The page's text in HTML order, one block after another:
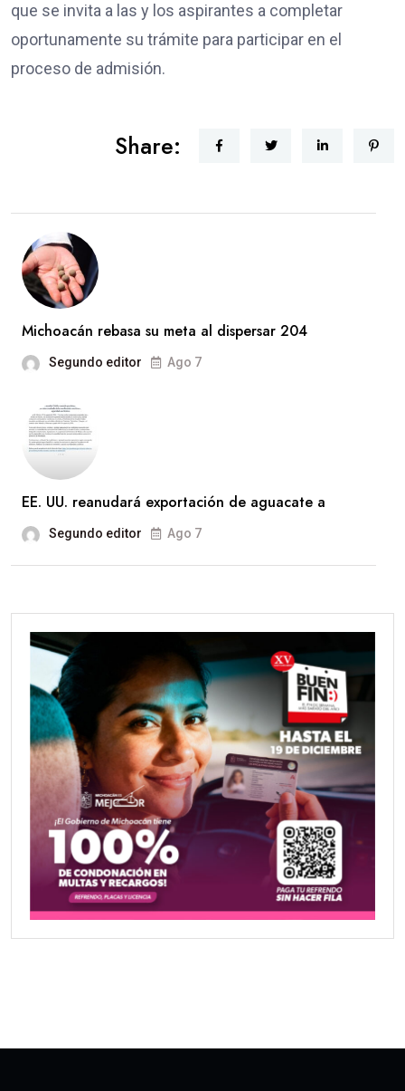
que se invita a las y los aspirantes a completar
oportunamente su trámite para participar en el
proceso de admisión.
Share:
Michoacán rebasa su meta al dispersar 204
Segundo editor Ago 7
EE. UU. reanudará exportación de aguacate a
Segundo editor Ago 7